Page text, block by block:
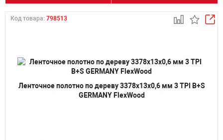
Код товара: 798513
Ленточное полотно по дереву 3378х13х0,6 мм 3 TPI B+S
GERMANY FlexWood